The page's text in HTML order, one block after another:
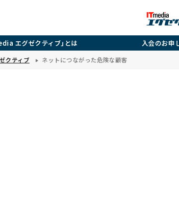
エグゼクティブ」とは 入会のお申
クティブ ネットにつながった危険な顧客